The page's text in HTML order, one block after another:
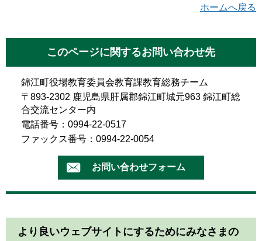
ホームへ戻る
このページに関するお問い合わせ先
錦江町役場教育委員会教育課教育総務チーム
〒893-2302 鹿児島県肝属郡錦江町城元963 錦江町総
合交流センター内
電話番号：0994-22-0517
ファックス番号：0994-22-0054
より良いウェブサイトにするためにみなさまの